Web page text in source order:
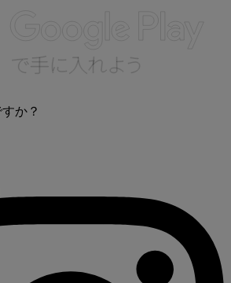
か？